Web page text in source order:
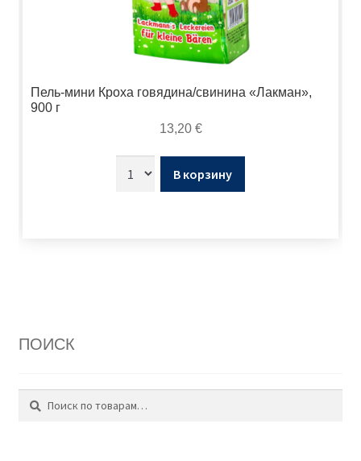
Пель-мини Кроха говядина/свинина «Лакман»,
900 г
13,20 €
В корзину
ПОИСК
Искать:
Поиск